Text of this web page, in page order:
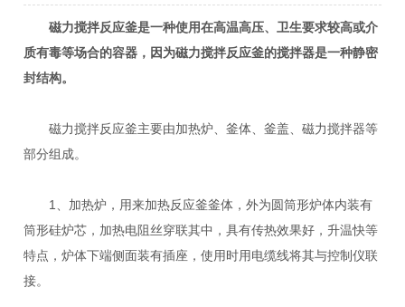
磁力搅拌反应釜是一种使用在高温高压、卫生要求较高或介
质有毒等场合的容器，因为磁力搅拌反应釜的搅拌器是一种静密
封结构。
磁力搅拌反应釜主要由加热炉、釜体、釜盖、磁力搅拌器等
部分组成。
1、加热炉，用来加热反应釜釜体，外为圆筒形炉体内装有
筒形硅炉芯，加热电阻丝穿联其中，具有传热效果好，升温快等
特点，炉体下端侧面装有插座，使用时用电缆线将其与控制仪联
接。